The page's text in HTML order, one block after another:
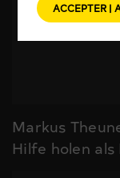
Markus
Hilfe holen als
ACCEPTER |